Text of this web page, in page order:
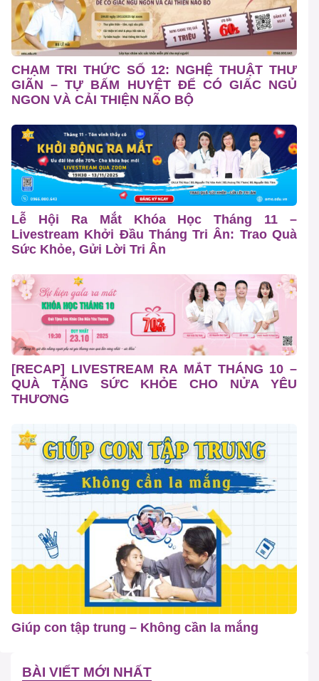
CHẠM TRI THỨC SỐ 12: NGHỆ THUẬT THƯ
GIÃN – TỰ BẤM HUYỆT ĐỂ CÓ GIẤC NGỦ
NGON VÀ CẢI THIỆN NÃO BỘ
Lễ Hội Ra Mắt Khóa Học Tháng 11 –
Livestream Khởi Đầu Tháng Tri Ân: Trao Quà
Sức Khỏe, Gửi Lời Tri Ân
[RECAP] LIVESTREAM RA MẮT THÁNG 10 –
QUÀ TẶNG SỨC KHỎE CHO NỬA YÊU
THƯƠNG
Giúp con tập trung – Không cần la mắng
BÀI VIẾT MỚI NHẤT